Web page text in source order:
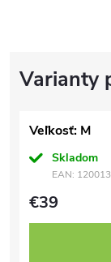
Veľkosť: M
Skladom
EAN:
€39